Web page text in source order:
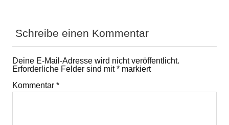
Schreibe einen Kommentar
Deine E-Mail-Adresse wird nicht veröffentlicht.
Erforderliche Felder sind mit* markiert
Kommentar *